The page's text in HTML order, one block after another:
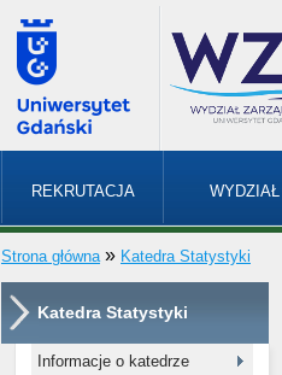
REKRUTACJA WYDZIAŁ
Strona główna » Katedra Statystyki
Katedra Statystyki
Informacje o katedrze